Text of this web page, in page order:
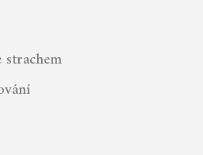
strachem